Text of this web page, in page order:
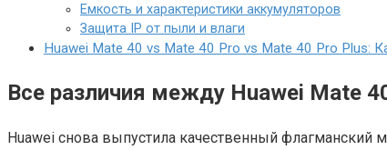
Емкость и характеристики аккумуляторов
Защита IP от пыли и влаги
Huawei Mate 40 vs Mate 40 Pro vs Mate 40 Pro Plus:
Все различия между Huawei Mate
Huawei снова выпустила качественный